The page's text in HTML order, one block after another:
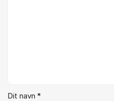
Dit navn *